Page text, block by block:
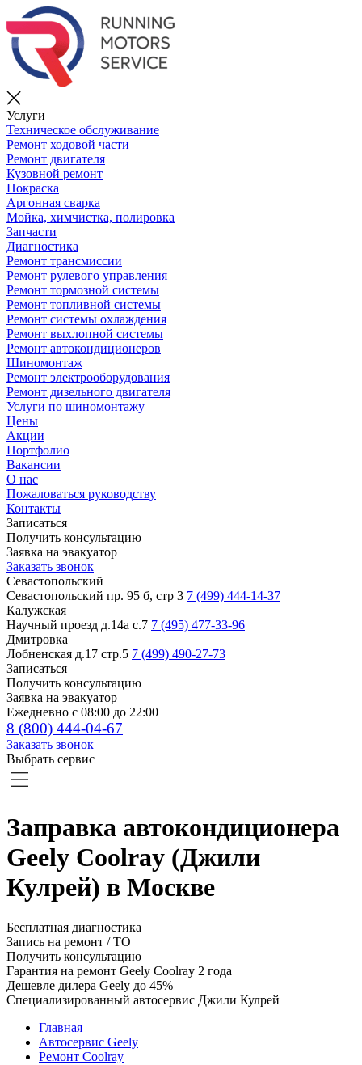
Услуги
Техническое обслуживание
Ремонт ходовой части
Ремонт двигателя
Кузовной ремонт
Покраска
Аргонная сварка
Мойка, химчистка, полировка
Запчасти
Диагностика
Ремонт трансмиссии
Ремонт рулевого управления
Ремонт тормозной системы
Ремонт топливной системы
Ремонт системы охлаждения
Ремонт выхлопной системы
Ремонт автокондиционеров
Шиномонтаж
Ремонт электрооборудования
Ремонт дизельного двигателя
Услуги по шиномонтажу
Цены
Акции
Портфолио
Вакансии
О нас
Пожаловаться руководству
Контакты
Записаться
Получить консультацию
Заявка на эвакуатор
Заказать звонок
Севастопольский
Севастопольский пр. 95 б, стр 3 7 (499) 444-14-37
Калужская
Научный проезд д.14а с.7 7 (495) 477-33-96
Дмитровка
Лобненская д.17 стр.5 7 (499) 490-27-73
Записаться
Получить консультацию
Заявка на эвакуатор
Ежедневно с 08:00 до 22:00
8 (800) 444-04-67
Заказать звонок
Выбрать сервис
Заправка автокондиционера
Geely Coolray (Джили
Кулрей) в Москве
Бесплатная диагностика
Запись на ремонт / ТО
Получить консультацию
Гарантия на ремонт Geely Coolray 2 года
Дешевле дилера Geely до 45%
Специализированный автосервис Джили Кулрей
Главная
Автосервис Geely
Ремонт Coolray